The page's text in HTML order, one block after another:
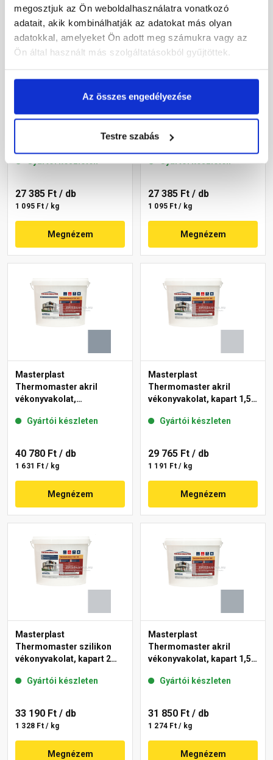
megosztjuk az Ön weboldalhasználatra vonatkozó
adatait, akik kombinálhatják az adatokat más olyan
adatokkal, amelyeket Ön adott meg számukra vagy az
Ön által használt más szolgáltatásokból gyűjtöttek.
Az összes engedélyezése
Testre szabás
Masterplast
gördülőszemcsés 2 mm
46-D 25 kg
Gyártói készleten
27 385 Ft / db
1 095 Ft / kg
Megnézem
Masterplast
vékonyvakolat, kapart 1,5
mm 46-D 25 kg
Gyártói készleten
27 385 Ft / db
1 095 Ft / kg
Megnézem
Masterplast
Thermomaster akril
vékonyvakolat,
50-D 25 kg
Gyártói készleten
40 780 Ft / db
1 631 Ft / kg
Megnézem
Masterplast
Thermomaster akril
vékonyvakolat, kapart 1,5
Gyártói készleten
29 765 Ft / db
1 191 Ft / kg
Megnézem
Masterplast
Thermomaster szilikon
vékonyvakolat, kapart 2
Gyártói készleten
33 190 Ft / db
1 328 Ft / kg
Megnézem
Masterplast
Thermomaster akril
vékonyvakolat, kapart 1,5
Gyártói készleten
31 850 Ft / db
1 274 Ft / kg
Megnézem